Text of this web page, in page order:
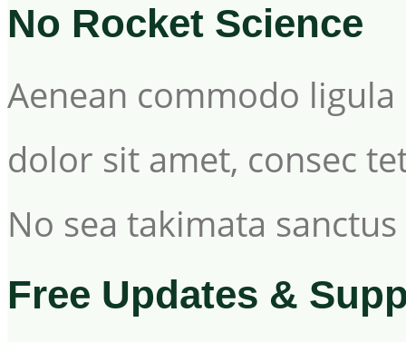
No Rocket Science
Aenean commodo
dolor sit amet, consec
No sea takimata
Free Updates &